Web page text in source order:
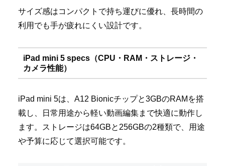
サイズ感はコンパクトで持ち運びに優れ、長時間の
利用でも手が疲れにくい設計です。
iPad mini 5 specs（CPU・RAM・ストレージ・
カメラ性能）
iPad mini 5は、A12 Bionicチップと3GBのRAMを搭
載し、日常用途から軽い動画編集まで快適に動作し
ます。ストレージは64GBと256GBの2種類で、用途
や予算に応じて選択可能です。